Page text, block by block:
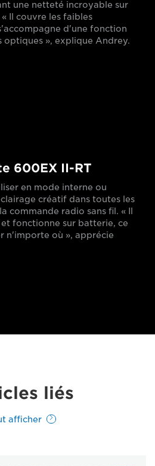
une netteté incroyable sur
Il couvre les faibles
d'une fonction
optiques », explique Andrey.
600EX II-RT
en mode interne ou
créatif dans toutes les
commande radio sans fil. « Il
fonctionne sur batterie, ce
n'importe où », apprécie
liés
afficher